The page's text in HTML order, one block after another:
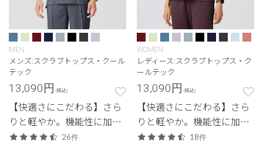
MEN
メンズ:スクラブトップス・クール
テック
13,090円 (税込)
【快適さにこだわる】さら
りと軽やか。機能性に加
え、見た目のスマートさも
26件
WOMEN
レディース:スクラブトップス・ク
ールテック
13,090円 (税込)
【快適さにこだわる】さら
りと軽やか。機能性に加
え、見た目のスマートさも
18件